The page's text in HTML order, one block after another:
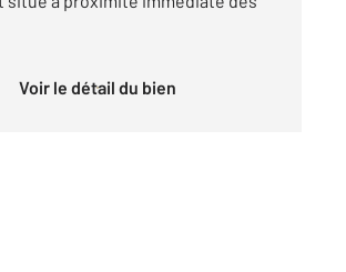
Voir le détail du bien